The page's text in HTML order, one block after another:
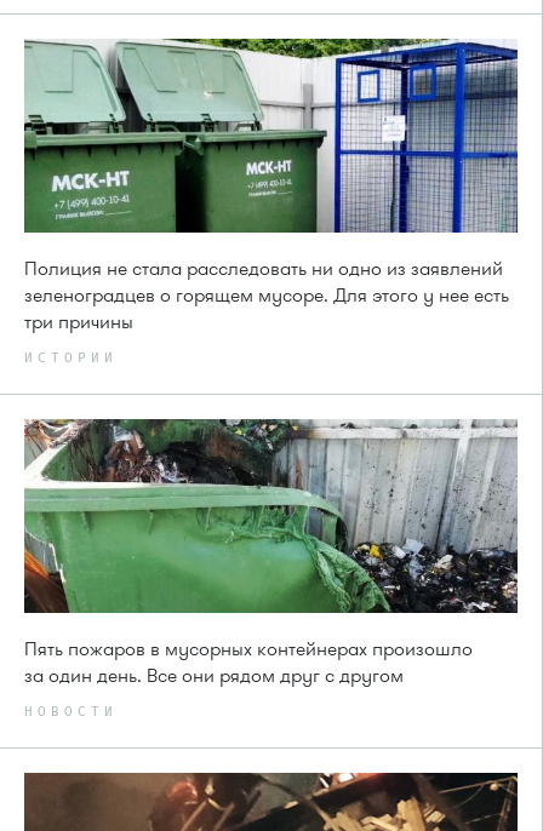
Полиция не стала расследовать ни одно из заявлений
зеленоградцев о горящем мусоре. Для этого у нее есть
три причины
ИСТОРИИ
Пять пожаров в мусорных контейнерах произошло
за один день. Все они рядом друг с другом
НОВОСТИ